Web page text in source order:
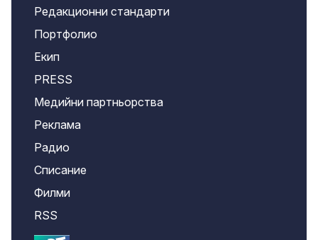
Редакционни стандарти
Портфолио
Екип
PRESS
Медийни партньорства
Реклама
Радио
Списание
Филми
RSS